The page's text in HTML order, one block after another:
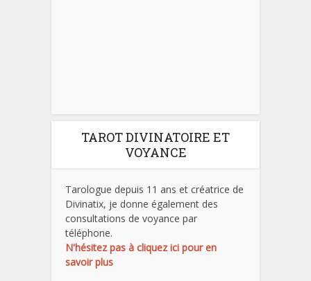
TAROT DIVINATOIRE ET
VOYANCE
Tarologue depuis 11 ans et créatrice de
Divinatix, je donne également des
consultations de voyance par
téléphone.
N'hésitez pas à cliquez ici pour en
savoir plus